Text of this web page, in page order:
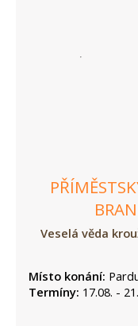
Veselá věda
Místo konání:
Termíny: 17.08. -